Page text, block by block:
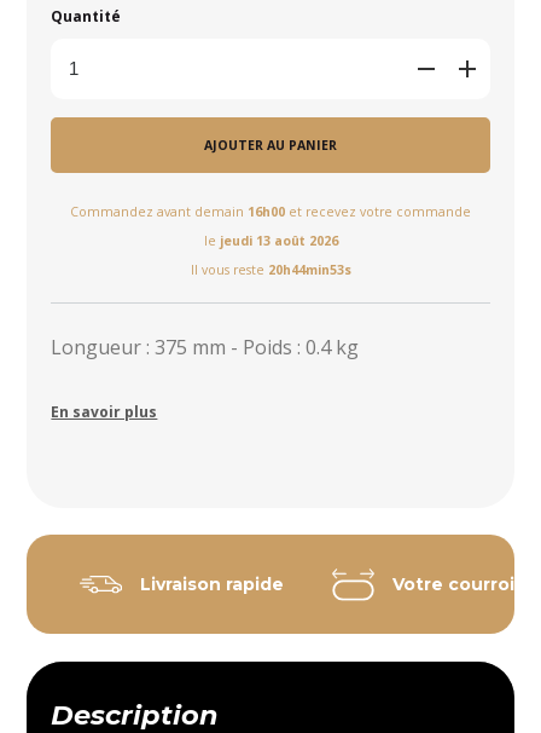
Quantité
AJOUTER AU PANIER
Commandez avant demain 16h00 et recevez votre commande
le jeudi 13 août 2026
Il vous reste 20h44min53s
Longueur : 375 mm - Poids : 0.4 kg
En savoir plus
Livraison rapide Votre courroie
Description